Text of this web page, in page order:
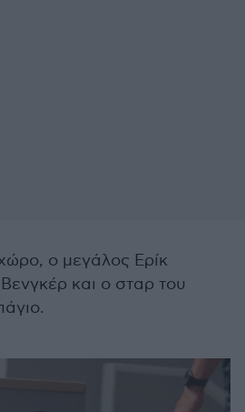
ο μεγάλος Ερίκ
και ο σταρ του